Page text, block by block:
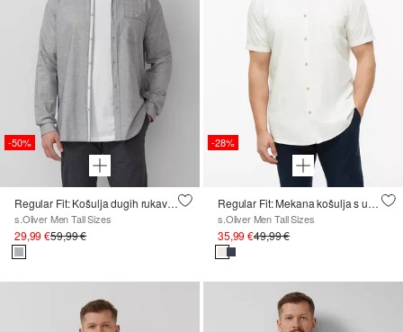
-50%
Regular Fit: Košulja dugih rukava s uzorkom i Kent ovratnikom
s.Oliver Men Tall Sizes
29,99 €59,99 €
-28%
Regular Fit: Mekana košulja s udjelom pamuka i modala
s.Oliver Men Tall Sizes
35,99 €49,99 €